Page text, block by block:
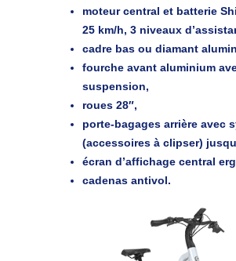
moteur central et batterie
25 km/h, 3 niveaux
cadre bas ou diamant
fourche avant aluminium
suspension,
roues 28″,
porte-bagages arrière avec
(accessoires à clipser)
écran d’affichage central
cadenas antivol.